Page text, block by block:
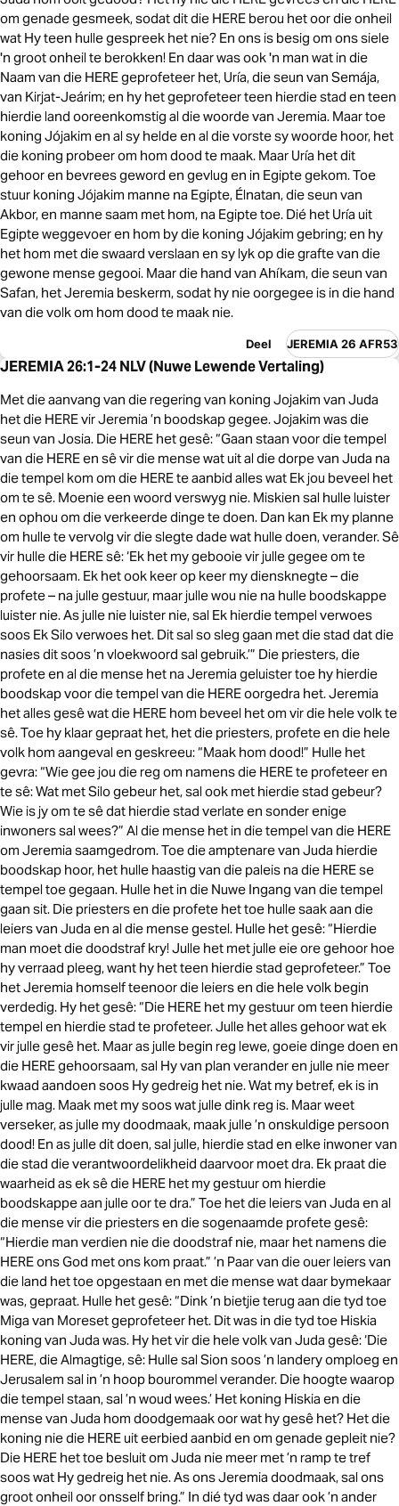
om genade gesmeek, sodat dit die HERE berou het oor die onheil
wat Hy teen hulle gespreek het nie? En ons is besig om ons siele
'n groot onheil te berokken! En daar was ook 'n man wat in die
Naam van die HERE geprofeteer het, Uría, die seun van Semája,
van Kirjat-Jeárim; en hy het geprofeteer teen hierdie stad en teen
hierdie land ooreenkomstig al die woorde van Jeremia. Maar toe
koning Jójakim en al sy helde en al die vorste sy woorde hoor, het
die koning probeer om hom dood te maak. Maar Uría het dit
gehoor en bevrees geword en gevlug en in Egipte gekom. Toe
stuur koning Jójakim manne na Egipte, Élnatan, die seun van
Akbor, en manne saam met hom, na Egipte toe. Dié het Uría uit
Egipte weggevoer en hom by die koning Jójakim gebring; en hy
het hom met die swaard verslaan en sy lyk op die grafte van die
gewone mense gegooi. Maar die hand van Ahíkam, die seun van
Safan, het Jeremia beskerm, sodat hy nie oorgegee is in die hand
van die volk om hom dood te maak nie.
Deel JEREMIA 26 AFR53
JEREMIA 26:1-24 NLV (Nuwe Lewende Vertaling)
Met die aanvang van die regering van koning Jojakim van Juda
het die HERE vir Jeremia ’n boodskap gegee. Jojakim was die
seun van Josia. Die HERE het gesê: “Gaan staan voor die tempel
van die HERE en sê vir die mense wat uit al die dorpe van Juda na
die tempel kom om die HERE te aanbid alles wat Ek jou beveel het
om te sê. Moenie een woord verswyg nie. Miskien sal hulle luister
en ophou om die verkeerde dinge te doen. Dan kan Ek my planne
om hulle te vervolg vir die slegte dade wat hulle doen, verander. Sê
vir hulle die HERE sê: ‘Ek het my gebooie vir julle gegee om te
gehoorsaam. Ek het ook keer op keer my diensknegte – die
profete – na julle gestuur, maar julle wou nie na hulle boodskappe
luister nie. As julle nie luister nie, sal Ek hierdie tempel verwoes
soos Ek Silo verwoes het. Dit sal so sleg gaan met die stad dat die
nasies dit soos ’n vloekwoord sal gebruik.’” Die priesters, die
profete en al die mense het na Jeremia geluister toe hy hierdie
boodskap voor die tempel van die HERE oorgedra het. Jeremia
het alles gesê wat die HERE hom beveel het om vir die hele volk te
sê. Toe hy klaar gepraat het, het die priesters, profete en die hele
volk hom aangeval en geskreeu: “Maak hom dood!” Hulle het
gevra: “Wie gee jou die reg om namens die HERE te profeteer en
te sê: Wat met Silo gebeur het, sal ook met hierdie stad gebeur?
Wie is jy om te sê dat hierdie stad verlate en sonder enige
inwoners sal wees?” Al die mense het in die tempel van die HERE
om Jeremia saamgedrom. Toe die amptenare van Juda hierdie
boodskap hoor, het hulle haastig van die paleis na die HERE se
tempel toe gegaan. Hulle het in die Nuwe Ingang van die tempel
gaan sit. Die priesters en die profete het toe hulle saak aan die
leiers van Juda en al die mense gestel. Hulle het gesê: “Hierdie
man moet die doodstraf kry! Julle het met julle eie ore gehoor hoe
hy verraad pleeg, want hy het teen hierdie stad geprofeteer.” Toe
het Jeremia homself teenoor die leiers en die hele volk begin
verdedig. Hy het gesê: “Die HERE het my gestuur om teen hierdie
tempel en hierdie stad te profeteer. Julle het alles gehoor wat ek
vir julle gesê het. Maar as julle begin reg lewe, goeie dinge doen en
die HERE gehoorsaam, sal Hy van plan verander en julle nie meer
kwaad aandoen soos Hy gedreig het nie. Wat my betref, ek is in
julle mag. Maak met my soos wat julle dink reg is. Maar weet
verseker, as julle my doodmaak, maak julle ’n onskuldige persoon
dood! En as julle dit doen, sal julle, hierdie stad en elke inwoner van
die stad die verantwoordelikheid daarvoor moet dra. Ek praat die
waarheid as ek sê die HERE het my gestuur om hierdie
boodskappe aan julle oor te dra.” Toe het die leiers van Juda en al
die mense vir die priesters en die sogenaamde profete gesê:
“Hierdie man verdien nie die doodstraf nie, maar het namens die
HERE ons God met ons kom praat.” ’n Paar van die ouer leiers van
die land het toe opgestaan en met die mense wat daar bymekaar
was, gepraat. Hulle het gesê: “Dink ’n bietjie terug aan die tyd toe
Miga van Moreset geprofeteer het. Dit was in die tyd toe Hiskia
koning van Juda was. Hy het vir die hele volk van Juda gesê: ‘Die
HERE, die Almagtige, sê: Hulle sal Sion soos ’n landery omploeg en
Jerusalem sal in ’n hoop bourommel verander. Die hoogte waarop
die tempel staan, sal ’n woud wees.’ Het koning Hiskia en die
mense van Juda hom doodgemaak oor wat hy gesê het? Het die
koning nie die HERE uit eerbied aanbid en om genade gepleit nie?
Die HERE het toe besluit om Juda nie meer met ’n ramp te tref
soos wat Hy gedreig het nie. As ons Jeremia doodmaak, sal ons
groot onheil oor onsself bring.” In dié tyd was daar ook ’n ander